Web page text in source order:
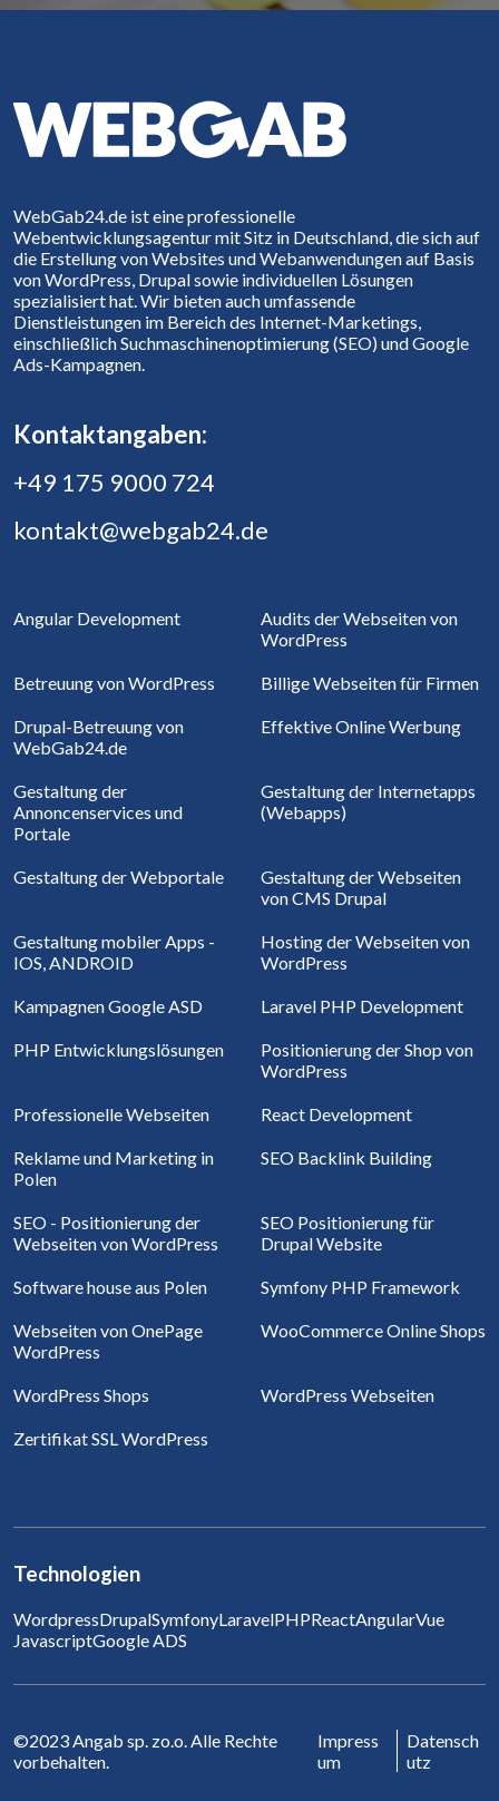
WebGab24.de ist eine professionelle
Webentwicklungsagentur mit Sitz in Deutschland, die sich auf
die Erstellung von Websites und Webanwendungen auf Basis
von WordPress, Drupal sowie individuellen Lösungen
spezialisiert hat. Wir bieten auch umfassende
Dienstleistungen im Bereich des Internet-Marketings,
einschließlich Suchmaschinenoptimierung (SEO) und Google
Ads-Kampagnen.
Kontaktangaben:
+49 175 9000 724
kontakt@webgab24.de
Angular Development
Audits der Webseiten von
WordPress
Betreuung von WordPress Billige Webseiten für Firmen
Drupal-Betreuung von
WebGab24.de
Effektive Online Werbung
Gestaltung der
Annoncenservices und
Portale
Gestaltung der Internetapps
(Webapps)
Gestaltung der Webportale
Gestaltung der Webseiten
von CMS Drupal
Gestaltung mobiler Apps -
IOS, ANDROID
Hosting der Webseiten von
WordPress
Kampagnen Google ASD Laravel PHP Development
PHP Entwicklungslösungen
Positionierung der Shop von
WordPress
Professionelle Webseiten React Development
Reklame und Marketing in
Polen
SEO Backlink Building
SEO - Positionierung der
Webseiten von WordPress
SEO Positionierung für
Drupal Website
Software house aus Polen Symfony PHP Framework
Webseiten von OnePage
WordPress
WooCommerce Online Shops
WordPress Shops WordPress Webseiten
Zertifikat SSL WordPress
Technologien
WordpressDrupalSymfonyLaravelPHPReactAngularVue
JavascriptGoogle ADS
©2023 Angab sp. zo.o. Alle Rechte
vorbehalten.
Impress
um
Datensch
utz